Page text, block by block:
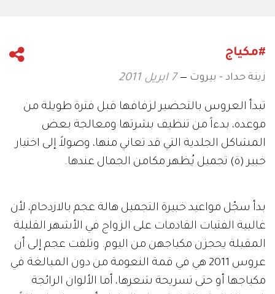
#مكياج
زينة حداد - بيروت 7 ابريل 2011
تبدأ العروس بالتحضير لزفافها قبل فترة طويلة من
موعده، بدءاً من تنظيف بشرتها ومعالجة بعض
المشاكل الجلدية التي قد تعاني منها، وصولاً إلى اختيار
خبير (ة) تجميل يُظهر مكامن الجمال عندها.
بدأ سجّل مواعيد خبيرة التجميل هالة عجم بالازدحام، لأن
غالبية الفتيات القادمات على الزواج في الأشهر القليلة
المقبلة يحجزن مكياجهن من اليوم. وتلفت عجم إلى أن
عروس 2011 هي في قمة النعومة من دون المبالغة في
مكياجها أو حتى تسريحة شعرها، أما الألوان الرائجة